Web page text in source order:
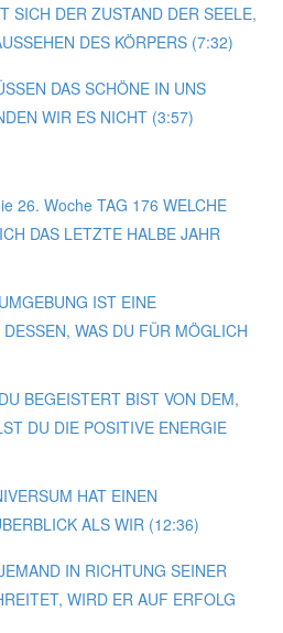
SICH DER ZUSTAND DER SEELE,
DES KÖRPERS (7:32)
DAS SCHÖNE IN UNS
WIR ES NICHT (3:57)
26. Woche TAG 176 WELCHE
DAS LETZTE HALBE JAHR
IST EINE
WAS DU FÜR MÖGLICH
BEGEISTERT BIST VON DEM,
DU DIE POSITIVE ENERGIE
HAT EINEN
ALS WIR (12:36)
IN RICHTUNG SEINER
WIRD ER AUF ERFOLG